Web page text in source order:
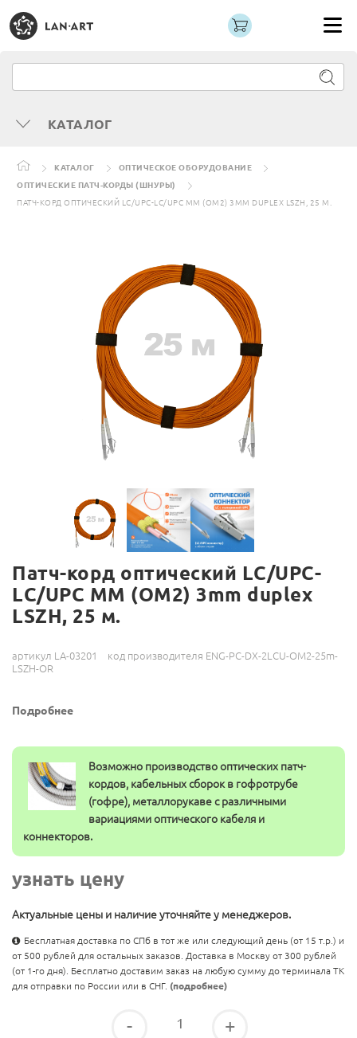
КАТАЛОГ
КАТАЛОГ
ОПТИЧЕСКОЕ ОБОРУДОВАНИЕ
ОПТИЧЕСКИЕ ПАТЧ-КОРДЫ (ШНУРЫ)
ПАТЧ-КОРД ОПТИЧЕСКИЙ LC/UPC-LC/UPC MM (OM2) 3MM DUPLEX LSZH, 25 М.
Патч-корд оптический LC/UPC-
LC/UPC MM (OM2) 3mm duplex
LSZH, 25 м.
артикул LA-03201
код производителя ENG-PC-DX-2LCU-OM2-25m-
LSZH-OR
Подробнее
Возможно производство оптических патч-
кордов, кабельных сборок в гофротрубе
(гофре), металлорукаве с различными
вариациями оптического кабеля и
коннекторов.
узнать цену
Актуальные цены и наличие уточняйте у менеджеров.
Бесплатная доставка по СПб в тот же или следующий день (от 15 т.р.) и
от 500 рублей для остальных заказов. Доставка в Москву от 300 рублей
(от 1-го дня). Бесплатно доставим заказ на любую сумму до терминала ТК
для отправки по России или в СНГ. (подробнее)
- +